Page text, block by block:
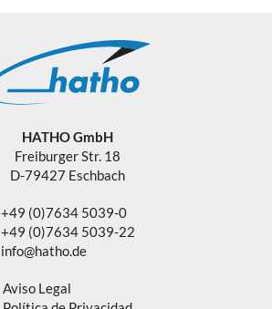
HATHO GmbH
Freiburger Str. 18
D-79427 Eschbach
+49 (0)7634 5039-0
+49 (0)7634 5039-22
info@hatho.de
Aviso Legal